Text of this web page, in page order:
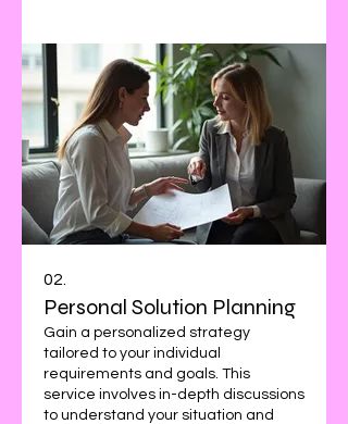
02.
Personal Solution Planning
Gain a personalized strategy
tailored to your individual
requirements and goals. This
service involves in-depth discussions
to understand your situation and